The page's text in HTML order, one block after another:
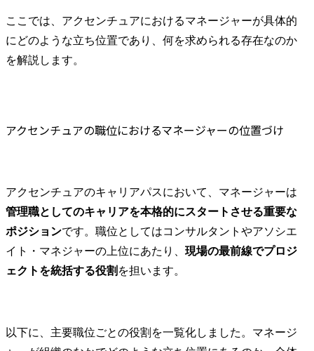
まとめ
アクセンチュアのマネージャーに関するFAQ
ここでは、アクセンチュアにおけるマネージャーが具体的
にどのような立ち位置であり、何を求められる存在なのか
を解説します。
アクセンチュアの職位におけるマネージャーの位置づけ
アクセンチュアのキャリアパスにおいて、マネージャーは
管理職としてのキャリアを本格的にスタートさせる重要な
ポジションです。職位としてはコンサルタントやアソシエ
イト・マネジャーの上位にあたり、 現場の最前線でプロジ
ェクトを統括する役割 を担います。
以下に、主要職位ごとの役割を一覧化しました。マネージ